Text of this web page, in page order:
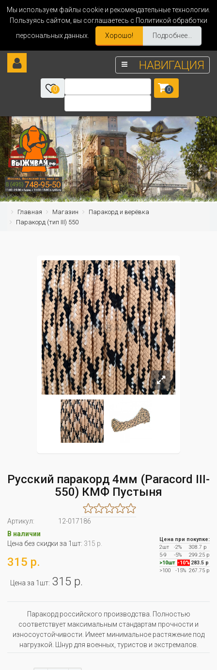
Мы используем файлы cookie и рекомендательные технологии.
Пользуясь сайтом, вы соглашаетесь с Политикой обработки
персональных данных.
Хорошо! Подробнее...
НАВИГАЦИЯ
0 0
Главная Магазин
Паракорд и верёвка
Паракорд (тип III) 550
Русский паракорд 4мм (Paracord III-
550) КМФ Пустыня
Артикул:
12-017186
В наличии
Цена без скидки за 1шт: 315 р.
315 р.
Цена за 1шт: 315 р.
Цена при покупке:
2шт
-2%
308.7 р
5-9
-5%
299.25 р
>10шт -10% 283.5 р
>100
-15% 267.75 р
Паракорд российского производства. Полностью
соответствует максимальным стандартам прочности и
износоустойчивости. Имеет минимальное растяжение под
нагрузкой. Шнур для военных, туристов и экстремалов.